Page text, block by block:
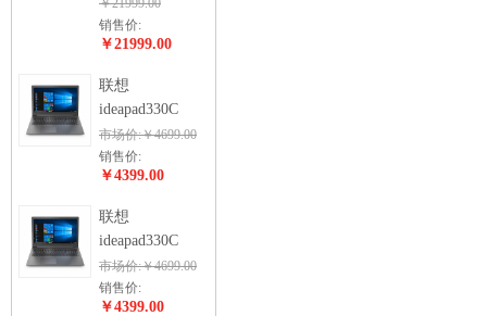
￥21999.00
销售价:
￥21999.00
联想
ideapad330C
市场价:￥4699.00
销售价:
￥4399.00
联想
ideapad330C
市场价:￥4699.00
销售价:
￥4399.00